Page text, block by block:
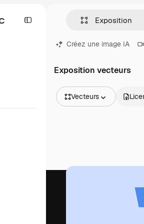
Créez une image IA
Exposition vecteurs
Vecteurs
Vidéos